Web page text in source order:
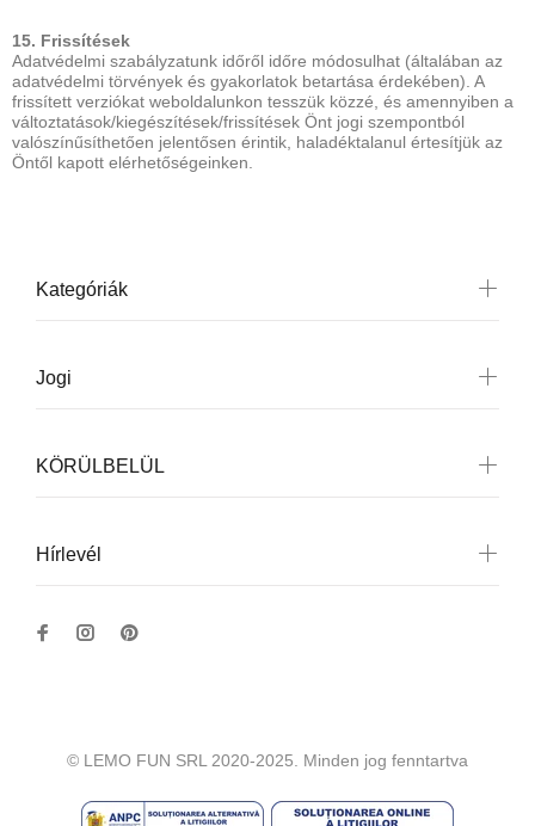
15. Frissítések
Adatvédelmi szabályzatunk időről időre módosulhat (általában az
adatvédelmi törvények és gyakorlatok betartása érdekében). A
frissített verziókat weboldalunkon tesszük közzé, és amennyiben a
változtatások/kiegészítések/frissítések Önt jogi szempontból
valószínűsíthetően jelentősen érintik, haladéktalanul értesítjük az
Öntől kapott elérhetőségeinken.
Kategóriák
Jogi
KÖRÜLBELÜL
Hírlevél
© LEMO FUN SRL 2020-2025. Minden jog fenntartva